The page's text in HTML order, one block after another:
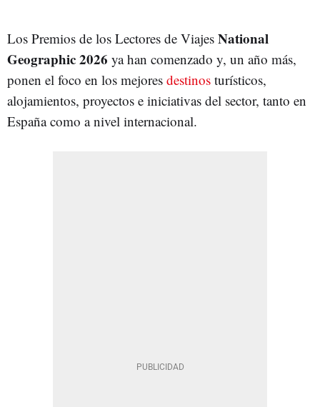
Los Premios de los Lectores de Viajes National
Geographic 2026 ya han comenzado y, un año más,
ponen el foco en los mejores destinos turísticos,
alojamientos, proyectos e iniciativas del sector, tanto en
España como a nivel internacional.